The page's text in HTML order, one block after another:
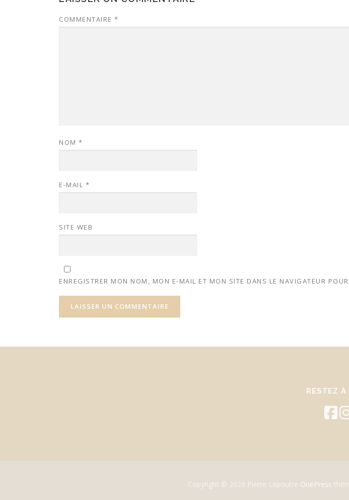
COMMENTAIRE *
NOM *
E-MAIL *
SITE WEB
ENREGISTRER MON NOM, MON E-MAIL ET MON SITE DANS LE NAVIGATEUR
RESTEZ À
Copyright © 2026 Pierre Lepoutre OnePress